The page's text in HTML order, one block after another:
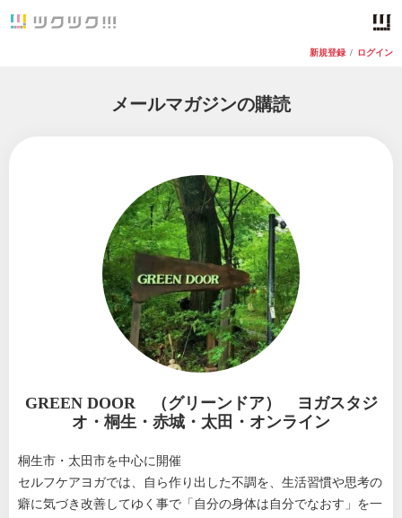
新規登録 / ログイン
メールマガジンの購読
GREEN DOOR （グリーンドア） ヨガスタジ
オ・桐生・赤城・太田・オンライン
桐生市・太田市を中心に開催
セルフケアヨガでは、自ら作り出した不調を、生活習慣や思考の
癖に気づき改善してゆく事で「自分の身体は自分でなおす」を一